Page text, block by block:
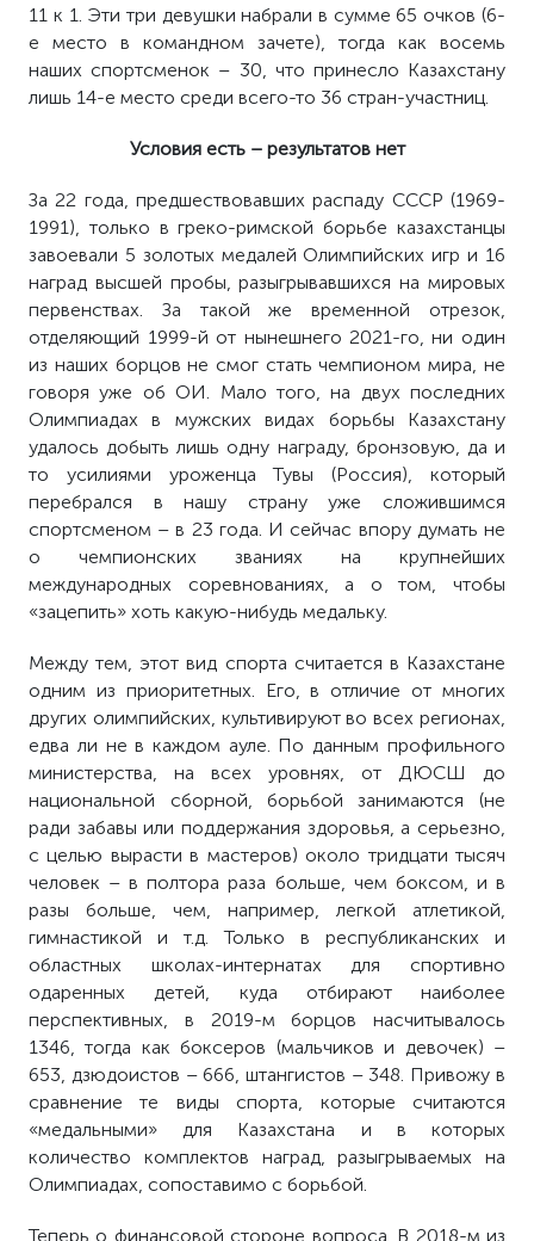
11 к 1. Эти три девушки набрали в сумме 65 очков (6-
е место в командном зачете), тогда как восемь
наших спортсменок – 30, что принесло Казахстану
лишь 14-е место среди всего-то 36 стран-участниц.
Условия есть – результатов нет
За 22 года, предшествовавших распаду СССР (1969-
1991), только в греко-римской борьбе казахстанцы
завоевали 5 золотых медалей Олимпийских игр и 16
наград высшей пробы, разыгрывавшихся на мировых
первенствах. За такой же временной отрезок,
отделяющий 1999-й от нынешнего 2021-го, ни один
из наших борцов не смог стать чемпионом мира, не
говоря уже об ОИ. Мало того, на двух последних
Олимпиадах в мужских видах борьбы Казахстану
удалось добыть лишь одну награду, бронзовую, да и
то усилиями уроженца Тувы (Россия), который
перебрался в нашу страну уже сложившимся
спортсменом – в 23 года. И сейчас впору думать не
о чемпионских званиях на крупнейших
международных соревнованиях, а о том, чтобы
«зацепить» хоть какую-нибудь медальку.
Между тем, этот вид спорта считается в Казахстане
одним из приоритетных. Его, в отличие от многих
других олимпийских, культивируют во всех регионах,
едва ли не в каждом ауле. По данным профильного
министерства, на всех уровнях, от ДЮСШ до
национальной сборной, борьбой занимаются (не
ради забавы или поддержания здоровья, а серьезно,
с целью вырасти в мастеров) около тридцати тысяч
человек – в полтора раза больше, чем боксом, и в
разы больше, чем, например, легкой атлетикой,
гимнастикой и т.д. Только в республиканских и
областных школах-интернатах для спортивно
одаренных детей, куда отбирают наиболее
перспективных, в 2019-м борцов насчитывалось
1346, тогда как боксеров (мальчиков и девочек) –
653, дзюдоистов – 666, штангистов – 348. Привожу в
сравнение те виды спорта, которые считаются
«медальными» для Казахстана и в которых
количество комплектов наград, разыгрываемых на
Олимпиадах, сопоставимо с борьбой.
Теперь о финансовой стороне вопроса. В 2018-м из